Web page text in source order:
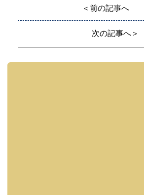
＜前の記事へ
次の記事へ＞